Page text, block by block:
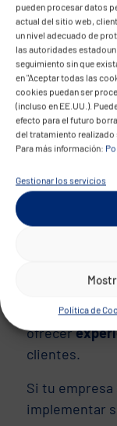
pueden procesar datos
actual del sitio web,
un nivel adecuado de
las autoridades
seguimiento sin que
en "Aceptar todas las
cookies puedan ser
(incluso en EE.UU.).
efecto para el futuro
del tratamiento realizado
Para más información:
Gestionar los servicios
Política de
Snowflake +
Combinación
datos y
nube.
gestión de
un entorno de
Las
sino que
anticiparse a
ofrecer
clientes.
Si tu empresa
implementar